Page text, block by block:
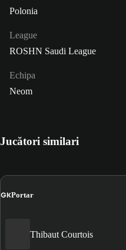
Polonia
League
ROSHN Saudi League
Echipa
Neom
Jucători similari
GKPortar
Thibaut Courtois